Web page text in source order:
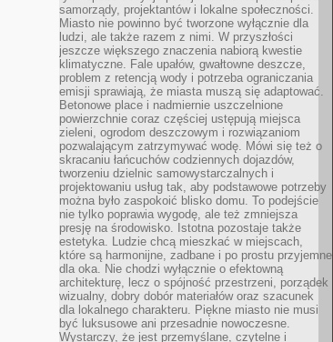
samorządy, projektantów i lokalne społeczności.
Miasto nie powinno być tworzone wyłącznie dla
ludzi, ale także razem z nimi. W przyszłości
jeszcze większego znaczenia nabiorą kwestie
klimatyczne. Fale upałów, gwałtowne deszcze,
problem z retencją wody i potrzeba ograniczania
emisji sprawiają, że miasta muszą się adaptować.
Betonowe place i nadmiernie uszczelnione
powierzchnie coraz częściej ustępują miejsca
zieleni, ogrodom deszczowym i rozwiązaniom
pozwalającym zatrzymywać wodę. Mówi się też o
skracaniu łańcuchów codziennych dojazdów,
tworzeniu dzielnic samowystarczalnych i
projektowaniu usług tak, aby podstawowe potrzeby
można było zaspokoić blisko domu. To podejście
nie tylko poprawia wygodę, ale też zmniejsza
presję na środowisko. Istotna pozostaje także
estetyka. Ludzie chcą mieszkać w miejscach,
które są harmonijne, zadbane i po prostu przyjemne
dla oka. Nie chodzi wyłącznie o efektowną
architekturę, lecz o spójność przestrzeni, porządek
wizualny, dobry dobór materiałów oraz szacunek
dla lokalnego charakteru. Piękne miasto nie musi
być luksusowe ani przesadnie nowoczesne.
Wystarczy, że jest przemyślane, czytelne i